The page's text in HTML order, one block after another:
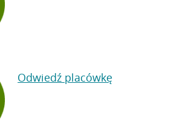
Odwiedź placówkę